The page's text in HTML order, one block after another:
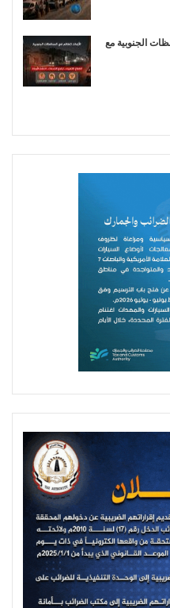
الجنوبية مع